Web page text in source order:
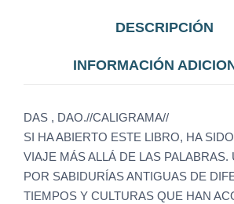
DESCRIPCIÓN
INFORMACIÓN
DAS , DAO.//CALIGRAMA//
SI HA ABIERTO ESTE LIBRO, HA
VIAJE MÁS ALLÁ DE LAS PALABRAS.
POR SABIDURÍAS ANTIGUAS DE
TIEMPOS Y CULTURAS QUE HAN